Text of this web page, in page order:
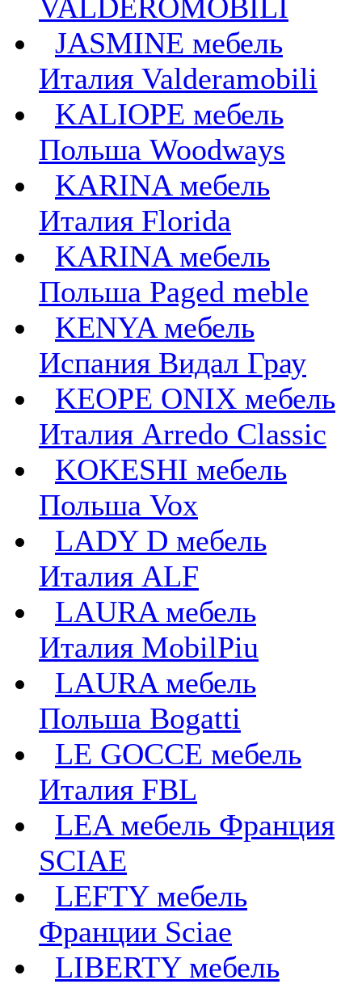
VALDEROMOBILI
JASMINE мебель
Италия Valderamobili
KALIOPE мебель
Польша Woodways
KARINA мебель
Италия Florida
KARINA мебель
Польша Paged meble
KENYA мебель
Испания Видал Грау
KEOPE ONIX мебель
Италия Arredo Classic
KOKESHI мебель
Польша Vox
LADY D мебель
Италия ALF
LAURA мебель
Италия MobilPiu
LAURA мебель
Польша Bogatti
LE GOCCE мебель
Италия FBL
LEA мебель Франция
SCIAE
LEFTY мебель
Франции Sciae
LIBERTY мебель